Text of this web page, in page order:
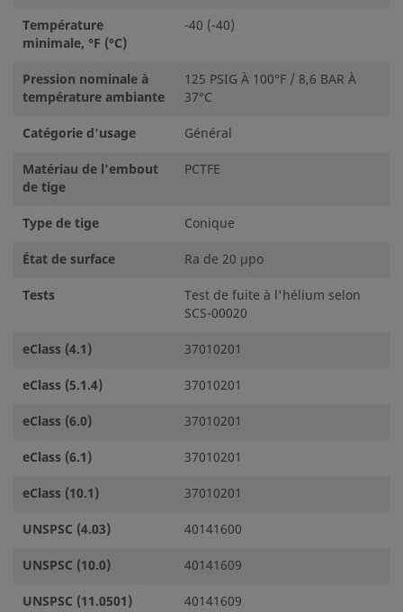
Température
minimale, °F (°C)
-40 (-40)
Pression nominale à
température ambiante
125 PSIG À 100°F / 8,6 BAR À
37°C
Catégorie d'usage
Général
Matériau de l'embout
de tige
PCTFE
Type de tige
Conique
État de surface
Ra de 20 µpo
Tests
Test de fuite à l'hélium selon
SCS-00020
eClass (4.1)
37010201
eClass (5.1.4)
37010201
eClass (6.0)
37010201
eClass (6.1)
37010201
eClass (10.1)
37010201
UNSPSC (4.03)
40141600
UNSPSC (10.0)
40141609
UNSPSC (11.0501)
40141609